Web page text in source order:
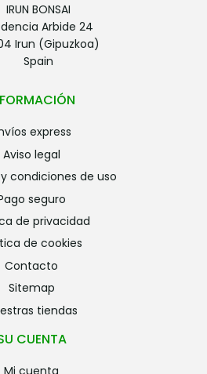
IRUN BONSAI
Arbide 24
Irun (Gipuzkoa)
Spain
express
aviso legal
condiciones de uso
pago seguro
de privacidad
de cookies
contacto
sitemap
tiendas
CUENTA